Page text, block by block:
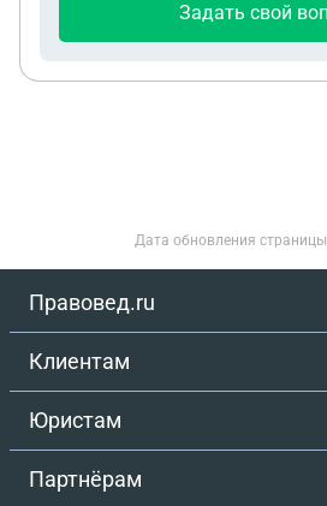
Задать свой
Дата обновления страницы
Правовед.ru
Клиентам
Юристам
Партнёрам